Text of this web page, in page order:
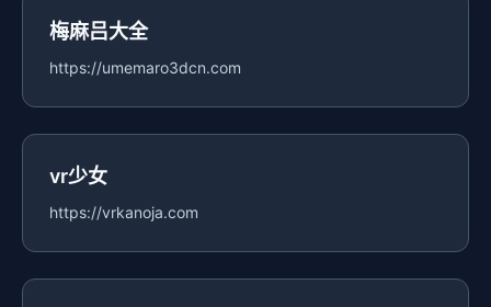
梅麻吕大全
https://umemaro3dcn.com
vr少女
https://vrkanoja.com